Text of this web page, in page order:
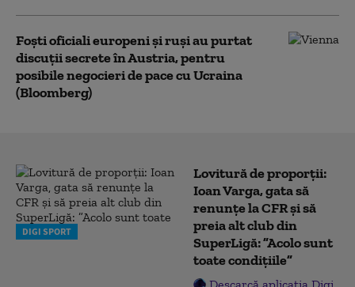
Foști oficiali europeni și ruși au purtat
discuții secrete în Austria, pentru
posibile negocieri de pace cu Ucraina
(Bloomberg)
DIGI SPORT
Lovitură de proporții:
Ioan Varga, gata să
renunțe la CFR și să
preia alt club din
SuperLigă: ”Acolo sunt
toate condițiile”